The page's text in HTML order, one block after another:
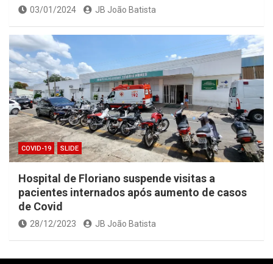
03/01/2024 JB João Batista
COVID-19 SLIDE
Hospital de Floriano suspende visitas a
pacientes internados após aumento de casos
de Covid
28/12/2023 JB João Batista